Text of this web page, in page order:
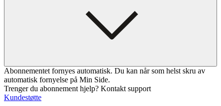
Abonnementet fornyes automatisk. Du kan når som helst skru av
automatisk fornyelse på Min Side.
Trenger du abonnement hjelp? Kontakt support
Kundestøtte